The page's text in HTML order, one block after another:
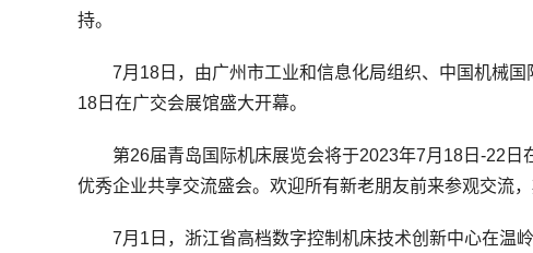
持。
7月18日，由广州市工业和信息化局组织、中国机械国
18日在广交会展馆盛大开幕。
第26届青岛国际机床展览会将于2023年7月18日-22日
优秀企业共享交流盛会。欢迎所有新老朋友前来参观交流
7月1日，浙江省高档数字控制机床技术创新中心在温